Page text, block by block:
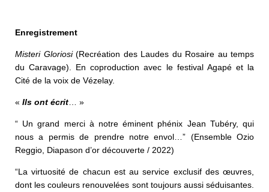
Enregistrement
Misteri Gloriosi(Recréation des Laudes du Rosaire au temps
du Caravage). En coproduction avec le festival Agapé et la
Cité de la voix de Vézelay.
« Ils ont écrit… »
“ Un grand merci à notre éminent phénix Jean Tubéry, qui
nous a permis de prendre notre envol…” (Ensemble Ozio
Reggio, Diapason d’or découverte / 2022)
“La virtuosité de chacun est au service exclusif des œuvres,
dont les couleurs renouvelées sont toujours aussi séduisantes.